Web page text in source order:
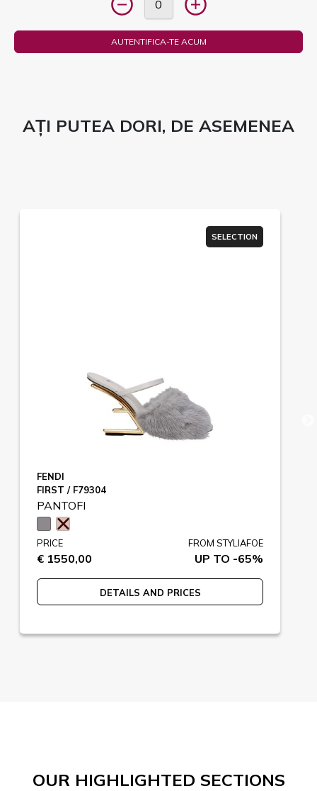
AUTENTIFICA-TE ACUM
AȚI PUTEA DORI, DE ASEMENEA
SELECTION
FENDI
FIRST / F79304
PANTOFI
PRICE
€ 1550,00
FROM STYLIAFOE
UP TO -65%
DETAILS AND PRICES
OUR HIGHLIGHTED SECTIONS